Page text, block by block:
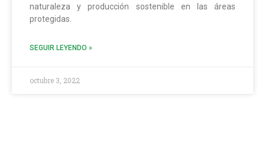
naturaleza y producción sostenible en las áreas
protegidas.
SEGUIR LEYENDO »
octubre 3, 2022